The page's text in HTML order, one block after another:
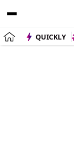
QUICKLY